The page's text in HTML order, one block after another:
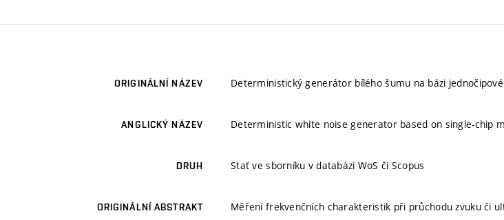
ORIGINÁLNÍ NÁZEV Deterministický generátor bílého šumu na bázi
ANGLICKÝ NÁZEV Deterministic white noise generator based on single-chip
DRUH Stať ve sborníku v databázi WoS či Scopus
ORIGINÁLNÍ ABSTRAKT
Měření frekvenčních charakteristik při průchodu zvuku či